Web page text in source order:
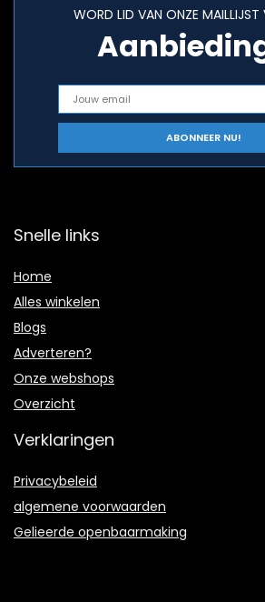
WORD LID VAN ONZE MAILLIJST
Snelle links
Home
Alles winkelen
Blogs
Adverteren?
Onze webshops
Overzicht
Verklaringen
Privacybeleid
algemene voorwaarden
Gelieerde openbaarmaking